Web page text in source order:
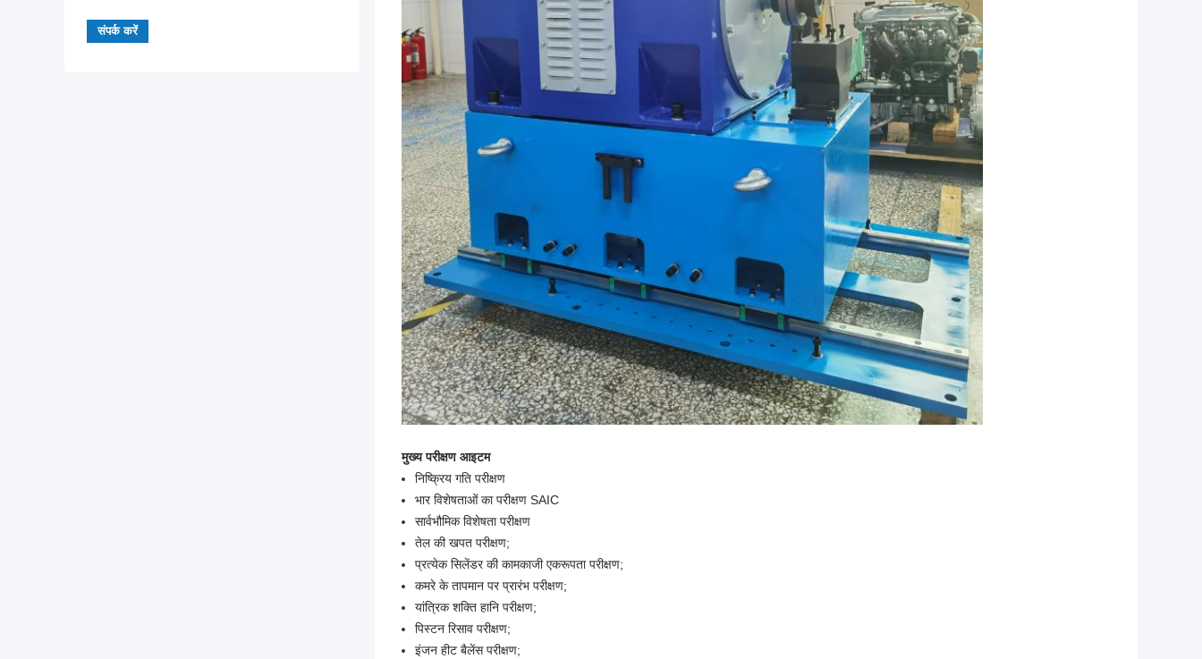
मुख्य परीक्षण आइटम
निष्क्रिय गति परीक्षण
भार विशेषताओं का परीक्षण SAIC
सार्वभौमिक विशेषता परीक्षण
तेल की खपत परीक्षण;
प्रत्येक सिलेंडर की कामकाजी एकरूपता परीक्षण;
कमरे के तापमान पर प्रारंभ परीक्षण;
यांत्रिक शक्ति हानि परीक्षण;
पिस्टन रिसाव परीक्षण;
इंजन हीट बैलेंस परीक्षण;